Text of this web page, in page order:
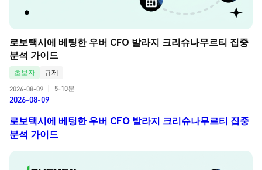
로보택시에 베팅한 우버 CFO 발라지 크리슈나무르티 집중
분석 가이드
초보자
규제
2026-08-09
5-10분
2026-08-09
로보택시에 베팅한 우버 CFO 발라지 크리슈나무르티 집중
분석 가이드